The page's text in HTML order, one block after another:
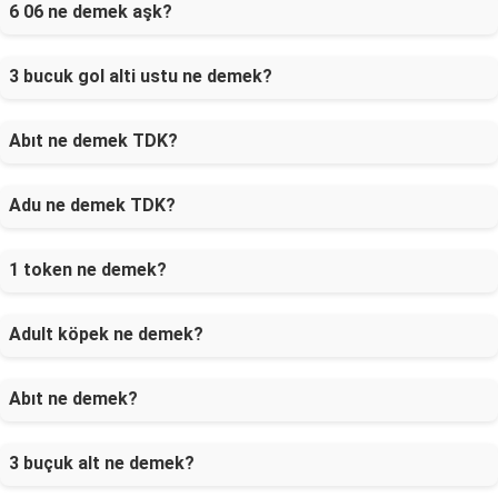
6 06 ne demek aşk?
3 bucuk gol alti ustu ne demek?
Abıt ne demek TDK?
Adu ne demek TDK?
1 token ne demek?
Adult köpek ne demek?
Abıt ne demek?
3 buçuk alt ne demek?